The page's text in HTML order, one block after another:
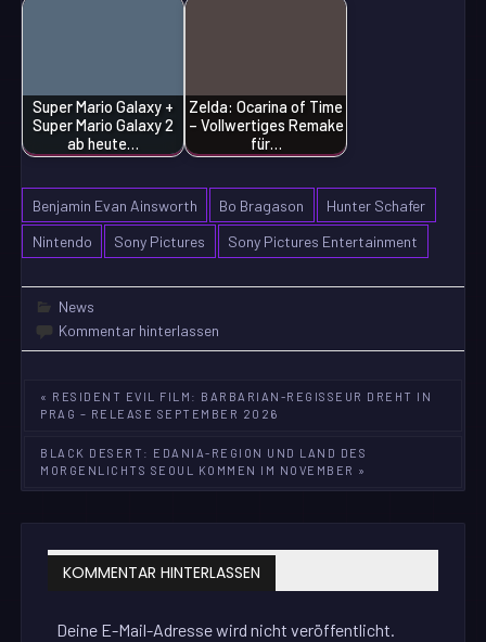
Super Mario Galaxy +
Super Mario Galaxy 2
ab heute…
Zelda: Ocarina of Time
– Vollwertiges Remake
für…
Benjamin Evan Ainsworth Bo Bragason
Hunter Schafer
Nintendo
Sony Pictures Sony Pictures Entertainment
News
Kommentar hinterlassen
Beitragsnavigation
« RESIDENT EVIL FILM: BARBARIAN-REGISSEUR DREHT IN
PRAG – RELEASE SEPTEMBER 2026
BLACK DESERT: EDANIA-REGION UND LAND DES
MORGENLICHTS SEOUL KOMMEN IM NOVEMBER »
KOMMENTAR HINTERLASSEN
Deine E-Mail-Adresse wird nicht veröffentlicht.